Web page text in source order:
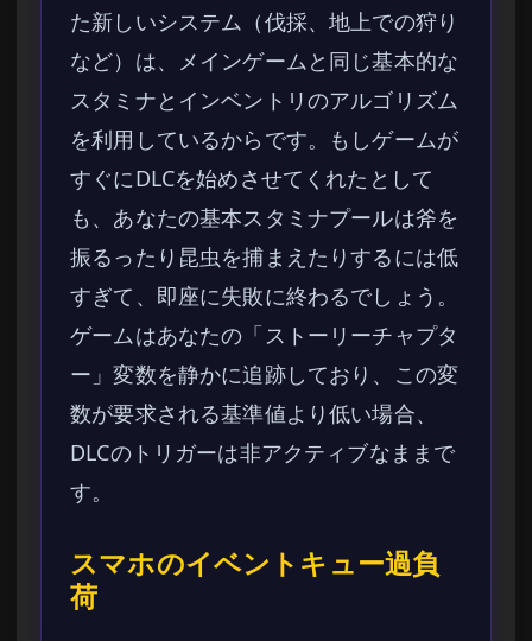
た新しいシステム（伐採、地上での狩り
など）は、メインゲームと同じ基本的な
スタミナとインベントリのアルゴリズム
を利用しているからです。もしゲームが
すぐにDLCを始めさせてくれたとして
も、あなたの基本スタミナプールは斧を
振るったり昆虫を捕まえたりするには低
すぎて、即座に失敗に終わるでしょう。
ゲームはあなたの「ストーリーチャプタ
ー」変数を静かに追跡しており、この変
数が要求される基準値より低い場合、
DLCのトリガーは非アクティブなままで
す。
スマホのイベントキュー過負
荷